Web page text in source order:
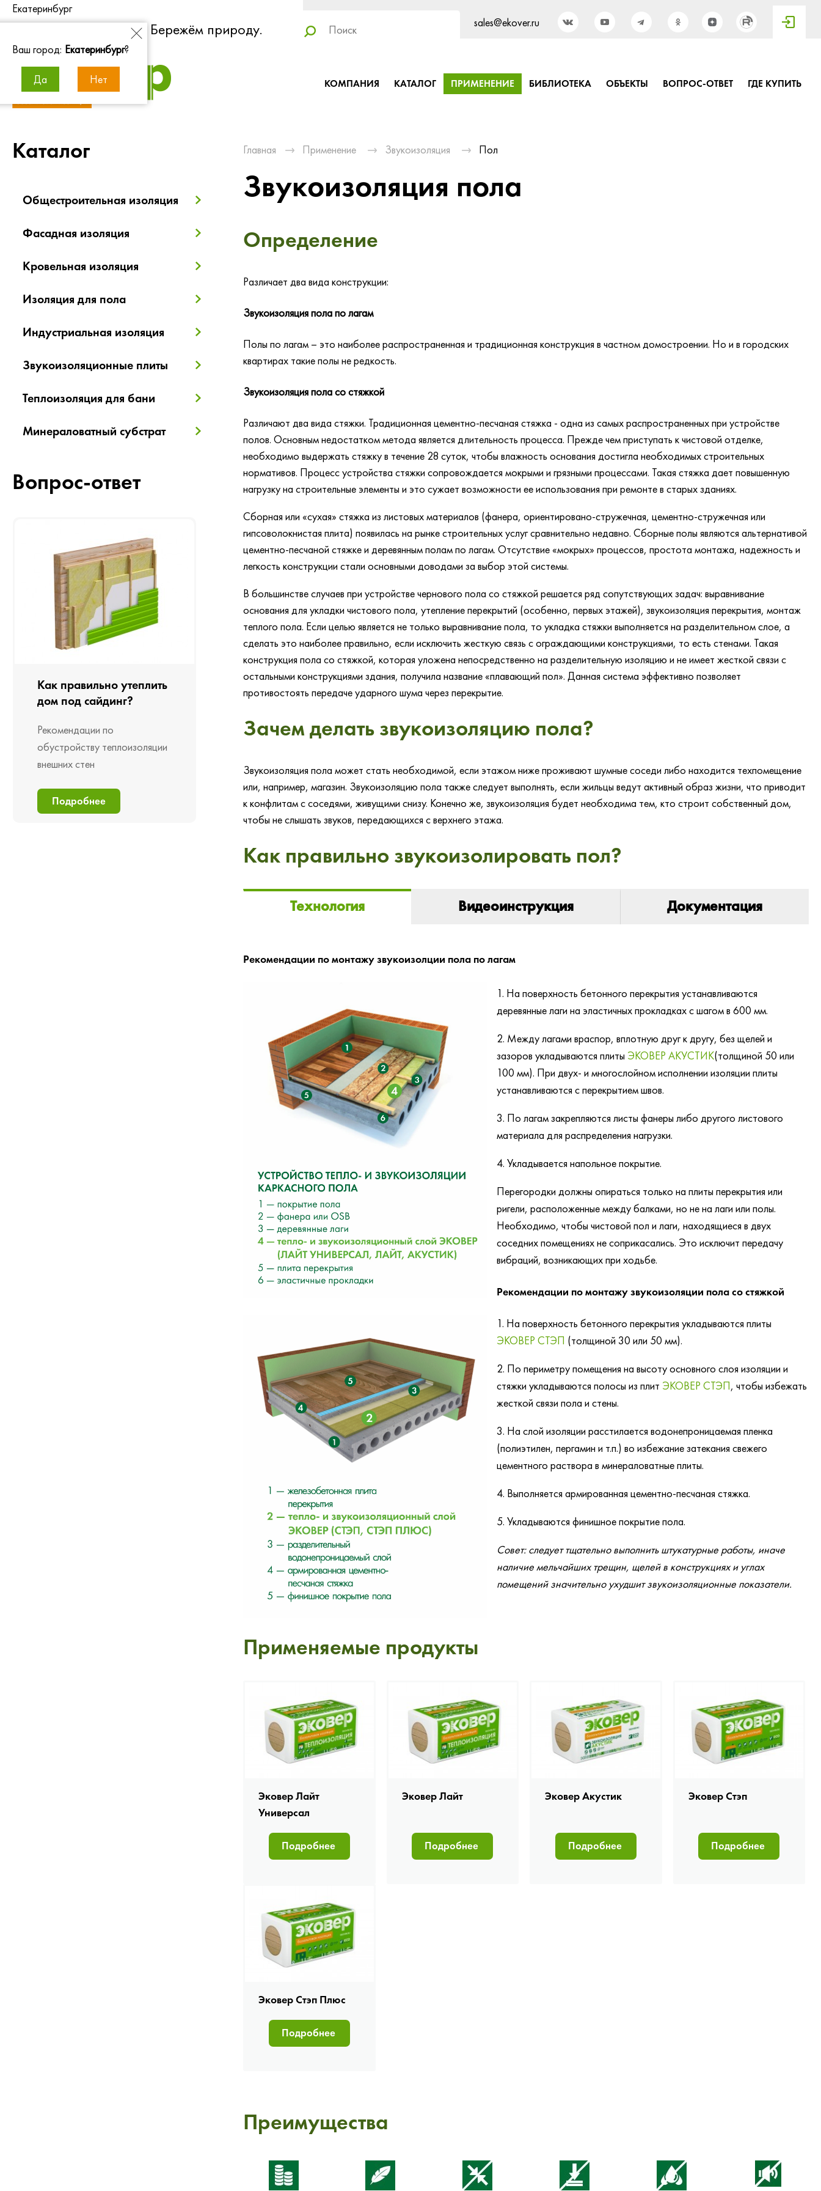
Екатеринбург
Ваш город: Екатеринбург?
Да Нет
Экономим энергию. Бережём природу. sales@ekover.ru
КОМПАНИЯ КАТАЛОГ ПРИМЕНЕНИЕ БИБЛИОТЕКА ОБЪЕКТЫ ВОПРОС-ОТВЕТ ГДЕ КУПИТЬ
Каталог
Общестроительная изоляция
Фасадная изоляция
Кровельная изоляция
Изоляция для пола
Индустриальная изоляция
Звукоизоляционные плиты
Теплоизоляция для бани
Минераловатный субстрат
Вопрос-ответ
Как правильно утеплить
дом под сайдинг?
Рекомендации по
обустройству теплоизоляции
внешних стен
Подробнее
Главная Применение Звукоизоляция Пол
Звукоизоляция пола
Определение
Различает два вида конструкции:
Звукоизоляция пола по лагам
Полы по лагам – это наиболее распространенная и традиционная конструкция в частном домостроении. Но и в городских
квартирах такие полы не редкость.
Звукоизоляция пола со стяжкой
Различают два вида стяжки. Традиционная цементно-песчаная стяжка - одна из самых распространенных при устройстве
полов. Основным недостатком метода является длительность процесса. Прежде чем приступать к чистовой отделке,
необходимо выдержать стяжку в течение 28 суток, чтобы влажность основания достигла необходимых строительных
нормативов. Процесс устройства стяжки сопровождается мокрыми и грязными процессами. Такая стяжка дает повышенную
нагрузку на строительные элементы и это сужает возможности ее использования при ремонте в старых зданиях.
Сборная или «сухая» стяжка из листовых материалов (фанера, ориентировано-стружечная, цементно-стружечная или
гипсоволокнистая плита) появилась на рынке строительных услуг сравнительно недавно. Сборные полы являются альтернативой
цементно-песчаной стяжке и деревянным полам по лагам. Отсутствие «мокрых» процессов, простота монтажа, надежность и
легкость конструкции стали основными доводами за выбор этой системы.
В большинстве случаев при устройстве чернового пола со стяжкой решается ряд сопутствующих задач: выравнивание
основания для укладки чистового пола, утепление перекрытий (особенно, первых этажей), звукоизоляция перекрытия, монтаж
теплого пола. Если целью является не только выравнивание пола, то укладка стяжки выполняется на разделительном слое, а
сделать это наиболее правильно, если исключить жесткую связь с ограждающими конструкциями, то есть стенами. Такая
конструкция пола со стяжкой, которая уложена непосредственно на разделительную изоляцию и не имеет жесткой связи с
остальными конструкциями здания, получила название «плавающий пол». Данная система эффективно позволяет
противостоять передаче ударного шума через перекрытие.
Зачем делать звукоизоляцию пола?
Звукоизоляция пола может стать необходимой, если этажом ниже проживают шумные соседи либо находится техпомещение
или, например, магазин. Звукоизоляцию пола также следует выполнять, если жильцы ведут активный образ жизни, что приводит
к конфлитам с соседями, живущими снизу. Конечно же, звукоизоляция будет необходима тем, кто строит собственный дом,
чтобы не слышать звуков, передающихся с верхнего этажа.
Как правильно звукоизолировать пол?
Технология Видеоинструкция Документация
Рекомендации по монтажу звукоизолции пола по лагам
1. На поверхность бетонного перекрытия устанавливаются
деревянные лаги на эластичных прокладках с шагом в 600 мм.
2. Между лагами враспор, вплотную друг к другу, без щелей и
зазоров укладываются плиты ЭКОВЕР АКУСТИК(толщиной 50 или
100 мм). При двух- и многослойном исполнении изоляции плиты
устанавливаются с перекрытием швов.
3. По лагам закрепляются листы фанеры либо другого листового
материала для распределения нагрузки.
4. Укладывается напольное покрытие.
Перегородки должны опираться только на плиты перекрытия или
ригели, расположенные между балками, но не на лаги или полы.
Необходимо, чтобы чистовой пол и лаги, находящиеся в двух
соседних помещениях не соприкасались. Это исключит передачу
вибраций, возникающих при ходьбе.
Рекомендации по монтажу звукоизоляции пола со стяжкой
1. На поверхность бетонного перекрытия укладываются плиты
ЭКОВЕР СТЭП (толщиной 30 или 50 мм).
2. По периметру помещения на высоту основного слоя изоляции и
стяжки укладываются полосы из плит ЭКОВЕР СТЭП, чтобы избежать
жесткой связи пола и стены.
3. На слой изоляции расстилается водонепроницаемая пленка
(полиэтилен, пергамин и т.п.) во избежание затекания свежего
цементного раствора в минераловатные плиты.
4. Выполняется армированная цементно-песчаная стяжка.
5. Укладываются финишное покрытие пола.
Совет: следует тщательно выполнить штукатурные работы, иначе
наличие мельчайших трещин, щелей в конструкциях и углах
помещений значительно ухудшит звукоизоляционные показатели.
Применяемые продукты
Эковер Лайт
Универсал
Подробнее
Эковер Лайт
Подробнее
Эковер Акустик
Подробнее
Эковер Стэп
Подробнее
Эковер Стэп Плюс
Подробнее
Преимущества